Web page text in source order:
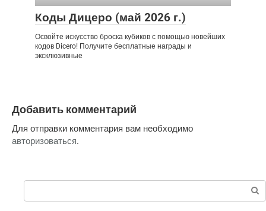
Коды Дицеро (май 2026 г.)
Освойте искусство броска кубиков с помощью новейших
кодов Dicero! Получите бесплатные награды и
эксклюзивные
Добавить комментарий
Для отправки комментария вам необходимо
авторизоваться.
Поиск: